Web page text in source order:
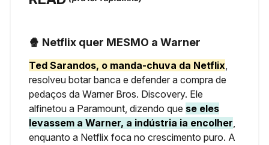
🍿 Netflix quer MESMO a Warner
Ted Sarandos, o manda-chuva da Netflix,
resolveu botar banca e defender a compra de
pedaços da Warner Bros. Discovery. Ele
alfinetou a Paramount, dizendo que se eles
levassem a Warner, a indústria ia encolher,
enquanto a Netflix foca no crescimento puro. A